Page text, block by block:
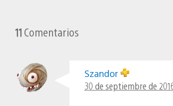
11 Comentarios
Szandor
30 de septiembre de